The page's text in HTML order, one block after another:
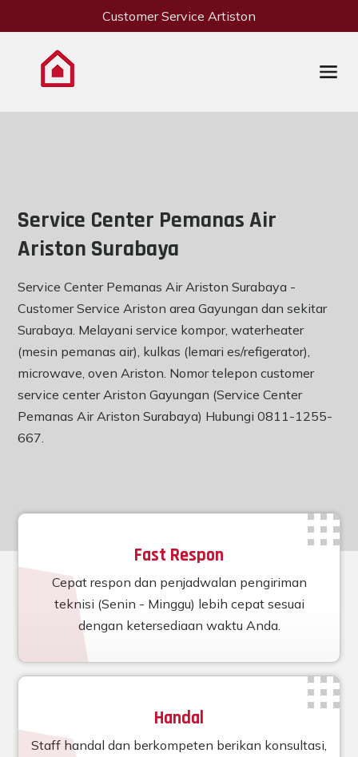
Customer Service Artiston
Service Center Pemanas Air
Ariston Surabaya
Service Center Pemanas Air Ariston Surabaya -
Customer Service Ariston area Gayungan dan sekitar
Surabaya. Melayani service kompor, waterheater
(mesin pemanas air), kulkas (lemari es/refigerator),
microwave, oven Ariston. Nomor telepon customer
service center Ariston Gayungan (Service Center
Pemanas Air Ariston Surabaya) Hubungi 0811-1255-
667.
Fast Respon
Cepat respon dan penjadwalan pengiriman
teknisi (Senin - Minggu) lebih cepat sesuai
dengan ketersediaan waktu Anda.
Handal
Staff handal dan berkompeten berikan konsultasi,